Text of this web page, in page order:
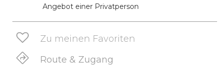
Angebot einer Privatperson
Zu meinen Favoriten
Route & Zugang